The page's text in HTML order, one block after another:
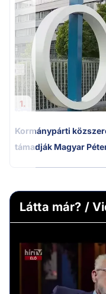
1.
Kormánypárti
támadják Magyar
Látta már? /